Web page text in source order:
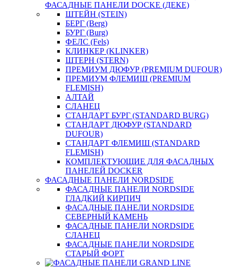
ФАСАДНЫЕ ПАНЕЛИ DOCKE (ДЕКЕ)
ШТЕЙН (STEIN)
БЕРГ (Berg)
БУРГ (Burg)
ФЕЛС (Fels)
КЛИНКЕР (KLINKER)
ШТЕРН (STERN)
ПРЕМИУМ ДЮФУР (PREMIUM DUFOUR)
ПРЕМИУМ ФЛЕМИШ (PREMIUM
FLEMISH)
АЛТАЙ
СЛАНЕЦ
СТАНДАРТ БУРГ (STANDARD BURG)
СТАНДАРТ ДЮФУР (STANDARD
DUFOUR)
СТАНДАРТ ФЛЕМИШ (STANDARD
FLEMISH)
КОМПЛЕКТУЮЩИЕ ДЛЯ ФАСАДНЫХ
ПАНЕЛЕЙ DOCKER
ФАСАДНЫЕ ПАНЕЛИ NORDSIDE
ФАСАДНЫЕ ПАНЕЛИ NORDSIDE
ГЛАДКИЙ КИРПИЧ
ФАСАДНЫЕ ПАНЕЛИ NORDSIDE
СЕВЕРНЫЙ КАМЕНЬ
ФАСАДНЫЕ ПАНЕЛИ NORDSIDE
СЛАНЕЦ
ФАСАДНЫЕ ПАНЕЛИ NORDSIDE
СТАРЫЙ ФОРТ